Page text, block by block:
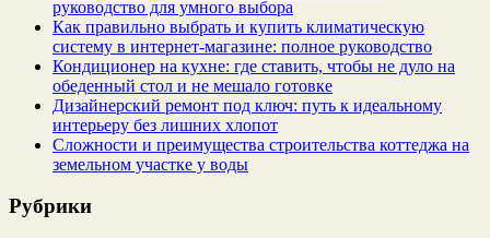
руководство для умного выбора
Как правильно выбрать и купить климатическую
систему в интернет‑магазине: полное руководство
Кондиционер на кухне: где ставить, чтобы не дуло на
обеденный стол и не мешало готовке
Дизайнерский ремонт под ключ: путь к идеальному
интерьеру без лишних хлопот
Сложности и преимущества строительства коттеджа на
земельном участке у воды
Рубрики